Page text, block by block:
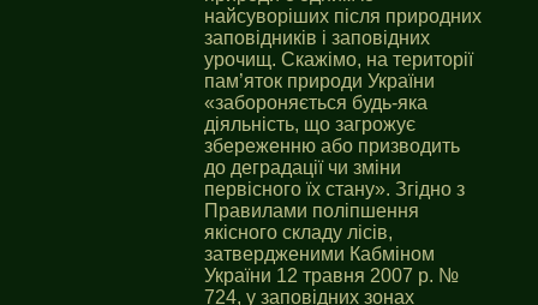
найсуворіших після природних
заповідників і заповідних
урочищ. Скажімо, на території
пам’яток природи України
«забороняється будь-яка
діяльність, що загрожує
збереженню або призводить
до деградації чи зміни
первісного їх стану». Згідно з
Правилами поліпшення
якісного складу лісів,
затвердженими Кабміном
України 12 травня 2007 р. №
724, у заповідних зонах